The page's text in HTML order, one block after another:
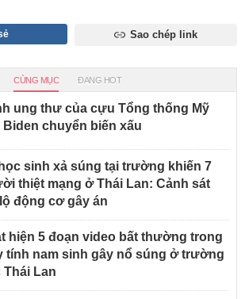
Sao chép link
CÙNG MỤC ĐANG HOT
ung thư của cựu Tổng thống Mỹ
Biden chuyển biến xấu
sinh xả súng tại trường khiến 7
thiệt mạng ở Thái Lan: Cảnh sát
động cơ gây án
hiện 5 đoạn video bất thường trong
tính nam sinh gây nổ súng ở trường
Thái Lan